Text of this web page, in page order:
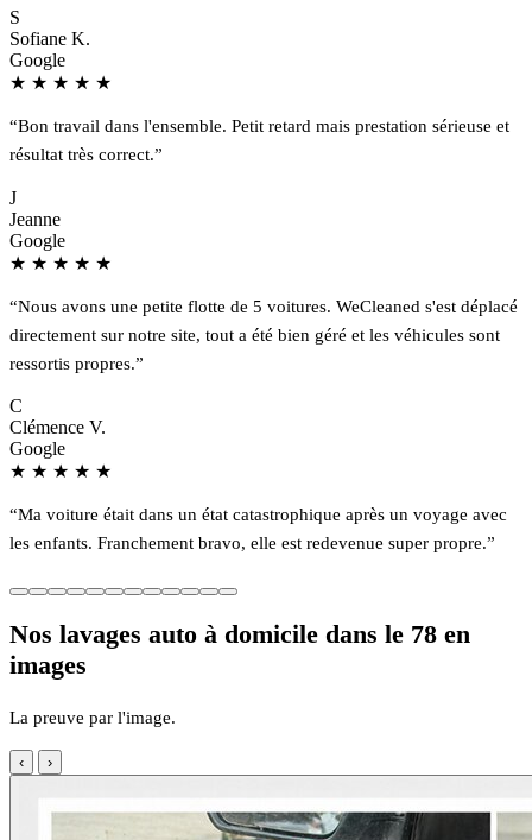
S
Sofiane K.
Google
★ ★ ★ ★ ★
“Bon travail dans l'ensemble. Petit retard mais prestation sérieuse et
résultat très correct.”
J
Jeanne
Google
★ ★ ★ ★ ★
“Nous avons une petite flotte de 5 voitures. WeCleaned s'est déplacé
directement sur notre site, tout a été bien géré et les véhicules sont
ressortis propres.”
C
Clémence V.
Google
★ ★ ★ ★ ★
“Ma voiture était dans un état catastrophique après un voyage avec
les enfants. Franchement bravo, elle est redevenue super propre.”
Nos lavages auto à domicile dans le 78 en
images
La preuve par l'image.
‹ ›